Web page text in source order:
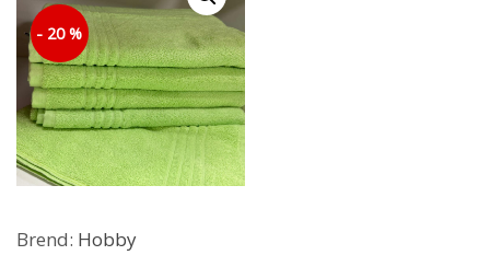
- 20 %
Brend: Hobby